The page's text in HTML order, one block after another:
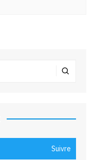
Suivre